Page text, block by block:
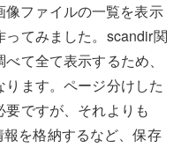
ファイルの一覧を表示
てみました。scandir関
て全て表示するため、
ます。ページ分けした
ですが、それよりも
を格納するなど、保存